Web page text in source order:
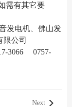
需有其它要
发电机、佛山发
限公司
3066 0757-
Next